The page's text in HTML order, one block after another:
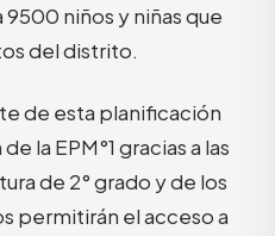
niños y niñas que
del distrito.
de esta planificación
la EPM°1 gracias a las
de 2° grado y de los
permitirán el acceso a